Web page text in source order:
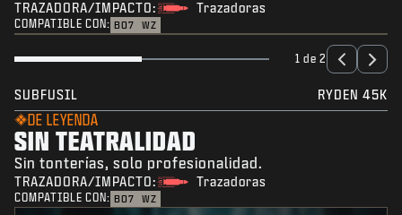
TRAZADORA/IMPACTO: Trazadoras
COMPATIBLE CON: BO7 WZ
1 de 2
SUBFUSIL RYDEN 45K
DE LEYENDA
SIN TEATRALIDAD
Sin tonterías, solo profesionalidad.
TRAZADORA/IMPACTO: Trazadoras
COMPATIBLE CON: BO7 WZ